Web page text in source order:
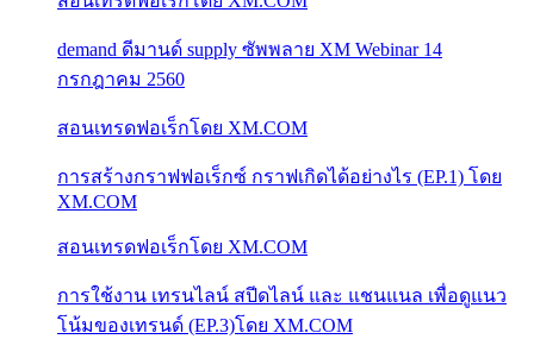
demand ดีมานด์ supply ซัพพลาย XM Webinar 14
กรกฎาคม 2560
สอนเทรดฟอเร็กโดย XM.COM
การสร้างกราฟฟอเร็กซ์ กราฟเกิดได้อย่างไร (EP.1) โดย
XM.COM
สอนเทรดฟอเร็กโดย XM.COM
การใช้งาน เทรนไลน์ สปีดไลน์ และ แชนแนล เพื่อดูแนว
โน้มของเทรนด์ (EP.3)โดย XM.COM